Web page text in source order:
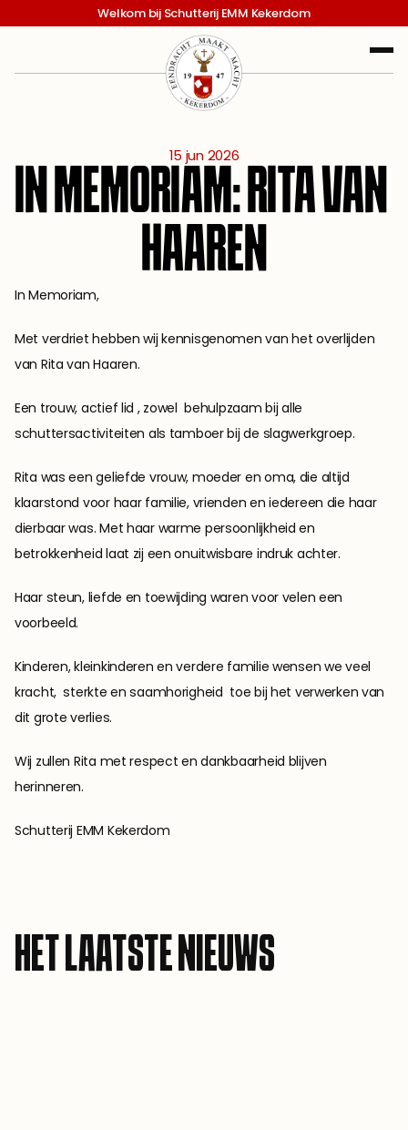
15 jun 2026
IN MEMORIAM: RITA VAN
HAAREN
In Memoriam,
Met verdriet hebben wij kennisgenomen van het overlijden
van Rita van Haaren.
Een trouw, actief lid , zowel  behulpzaam bij alle
schuttersactiviteiten als tamboer bij de slagwerkgroep.
Rita was een geliefde vrouw, moeder en oma, die altijd
klaarstond voor haar familie, vrienden en iedereen die haar
dierbaar was. Met haar warme persoonlijkheid en
betrokkenheid laat zij een onuitwisbare indruk achter.
Haar steun, liefde en toewijding waren voor velen een
voorbeeld.
Kinderen, kleinkinderen en verdere familie wensen we veel
kracht,  sterkte en saamhorigheid  toe bij het verwerken van
dit grote verlies.
Wij zullen Rita met respect en dankbaarheid blijven
herinneren.
Schutterij EMM Kekerdom
HET LAATSTE NIEUWS
Welkom bij Schutterij EMM Kekerdom